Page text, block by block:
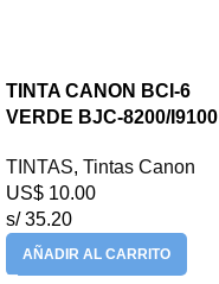
TINTA CANON BCI-6
VERDE BJC-8200/I9100
TINTAS, Tintas Canon
US$ 10.00
s/ 35.20
AÑADIR AL CARRITO